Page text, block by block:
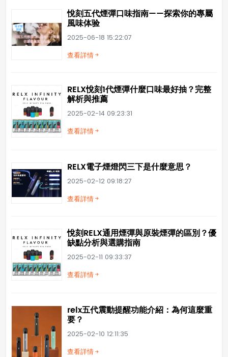
悅刻五代煙彈口味指南——探索你的專屬
風味体验
2025-06-18 15:22:07
查看詳情
RELX悅刻1代煙彈什麼口味最好抽？完整
解析與推薦
2025-02-14 09:23:31
查看詳情
RELX電子煙燈閃三下是什麼意思？
2025-02-12 09:18:27
查看詳情
悅刻RELX通用煙彈與原裝煙彈的區別？優
缺點分析與選購指南
2025-02-11 09:33:37
查看詳情
relx五代震動提醒功能介紹：為何這麼重
要？
2025-02-10 12:11:35
查看詳情